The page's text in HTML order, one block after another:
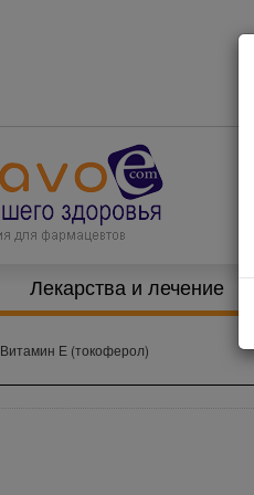
Лекарства и лечение
Витамин Е (токоферол)